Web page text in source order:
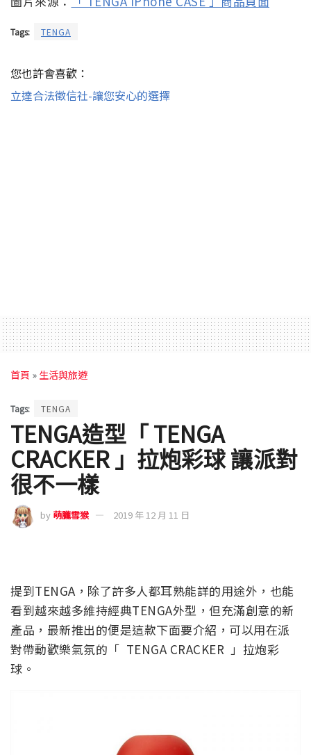
Tags: TENGA
您也許會喜歡：
立達合法徵信社-讓您安心的選擇
首頁 » 生活與旅遊
Tags: TENGA
TENGA造型「 TENGA
CRACKER 」拉炮彩球 讓派對
很不一樣
by 萌朧雪猴 2019 年 12 月 11 日
提到TENGA，除了許多人都耳熟能詳的用途外，也能
看到越來越多維持經典TENGA外型，但充滿創意的新
產品，最新推出的便是這款下面要介紹，可以用在派
對帶動歡樂氣氛的「 TENGA CRACKER 」拉炮彩
球。